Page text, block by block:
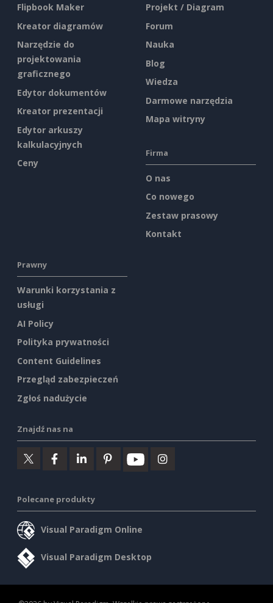
Flipbook Maker
Kreator diagramów
Narzędzie do
projektowania
graficznego
Edytor dokumentów
Kreator prezentacji
Edytor arkuszy
kalkulacyjnych
Ceny
Projekt / Diagram
Forum
Nauka
Blog
Wiedza
Darmowe narzędzia
Mapa witryny
Firma
O nas
Co nowego
Zestaw prasowy
Kontakt
Prawny
Warunki korzystania z
usługi
AI Policy
Polityka prywatności
Content Guidelines
Przegląd zabezpieczeń
Zgłoś nadużycie
Znajdź nas na
Polecane produkty
Visual Paradigm Online
Visual Paradigm Desktop